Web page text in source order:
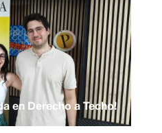
en Derecho a Techo!